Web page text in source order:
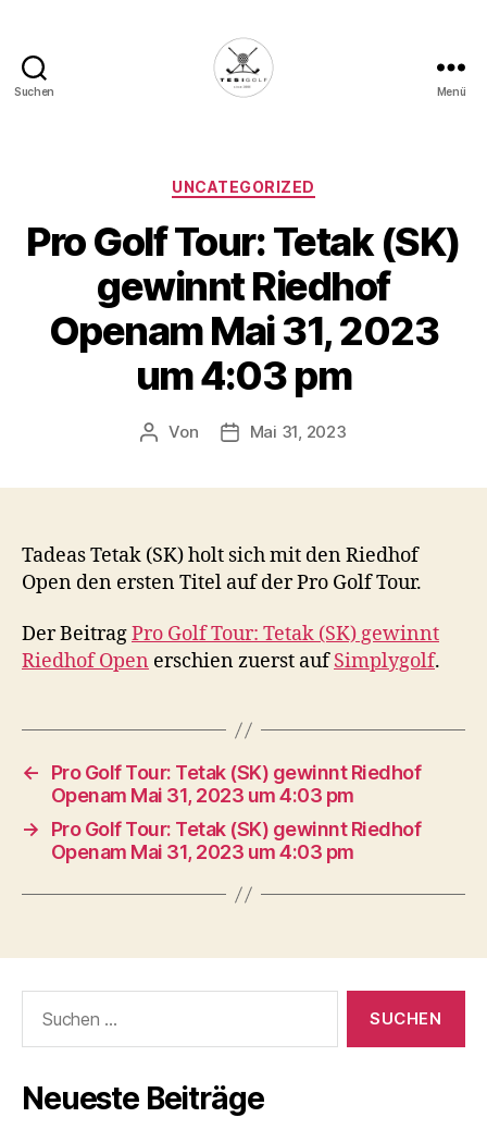
Suchen
Deine
Plattform
für
Golfbegeisterte!
Menü
Kategorien
UNCATEGORIZED
Pro Golf Tour: Tetak (SK)
gewinnt Riedhof
Openam Mai 31, 2023
um 4:03 pm
Beitragsautor
Von Veröffentlichungsdatum
Mai 31, 2023
Tadeas Tetak (SK) holt sich mit den Riedhof
Open den ersten Titel auf der Pro Golf Tour.
Der BeitragPro Golf Tour: Tetak (SK) gewinnt
Riedhof Open erschien zuerst aufSimplygolf.
←
Pro Golf Tour: Tetak (SK) gewinnt Riedhof
Openam Mai 31, 2023 um 4:03 pm
→
Pro Golf Tour: Tetak (SK) gewinnt Riedhof
Openam Mai 31, 2023 um 4:03 pm
nach:
Neueste Beiträge